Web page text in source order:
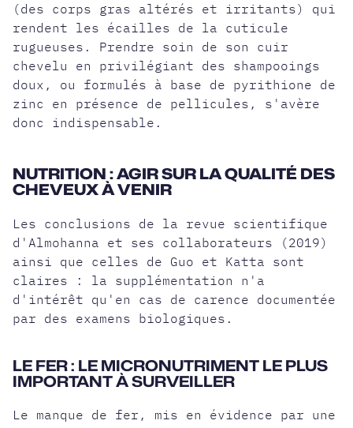
(des corps gras altérés et irritants) qui
rendent les écailles de la cuticule
rugueuses. Prendre soin de son cuir
chevelu en privilégiant des shampooings
doux, ou formulés à base de pyrithione de
zinc en présence de pellicules, s'avère
donc indispensable.
NUTRITION : AGIR SUR LA QUALITÉ DES
CHEVEUX À VENIR
Les conclusions de la revue scientifique
d'Almohanna et ses collaborateurs (2019)
ainsi que celles de Guo et Katta sont
claires : la supplémentation n'a
d'intérêt qu'en cas de carence documentée
par des examens biologiques.
LE FER : LE MICRONUTRIMENT LE PLUS
IMPORTANT À SURVEILLER
Le manque de fer, mis en évidence par une